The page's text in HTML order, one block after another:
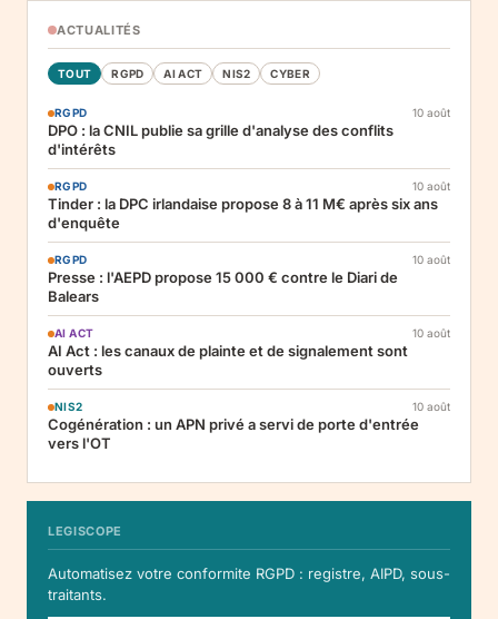
ACTUALITÉS
TOUT RGPD AI ACT NIS2 CYBER
RGPD 10 août
DPO : la CNIL publie sa grille d'analyse des conflits
d'intérêts
RGPD 10 août
Tinder : la DPC irlandaise propose 8 à 11 M€ après six ans
d'enquête
RGPD 10 août
Presse : l'AEPD propose 15 000 € contre le Diari de
Balears
AI ACT 10 août
AI Act : les canaux de plainte et de signalement sont
ouverts
NIS2 10 août
Cogénération : un APN privé a servi de porte d'entrée
vers l'OT
LEGISCOPE
Automatisez votre conformite RGPD : registre, AIPD, sous-
traitants.